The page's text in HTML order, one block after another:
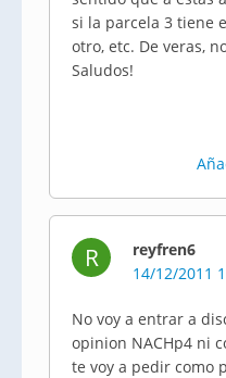
si la parcela 3 tiene
otro, etc. De veras,
Saludos!
R
reyfren6
14/12/2011
No voy a entrar a
opinion NACHp4 ni
te voy a pedir como